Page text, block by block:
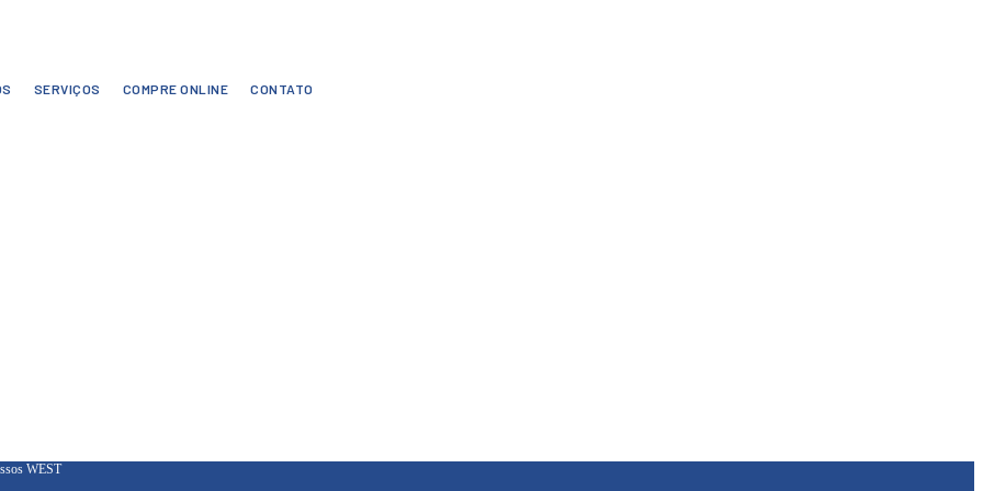
SERVIÇOS COMPRE ONLINE CONTATO
WEST